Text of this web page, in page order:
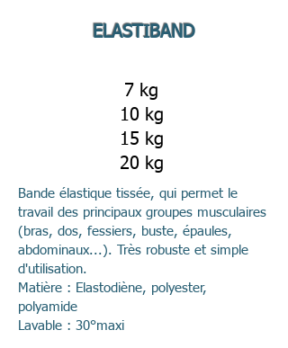
ELASTIBAND
7 kg
10 kg
15 kg
20 kg
Bande élastique tissée, qui permet le
travail des principaux groupes musculaires
(bras, dos, fessiers, buste, épaules,
abdominaux...). Très robuste et simple
d'utilisation.
Matière : Elastodiène, polyester,
polyamide
Lavable : 30°maxi